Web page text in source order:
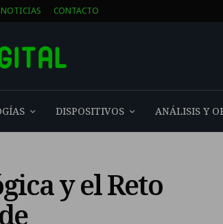
CONTACTO
DISPOSITIVOS ANÁLISIS Y
y el Reto